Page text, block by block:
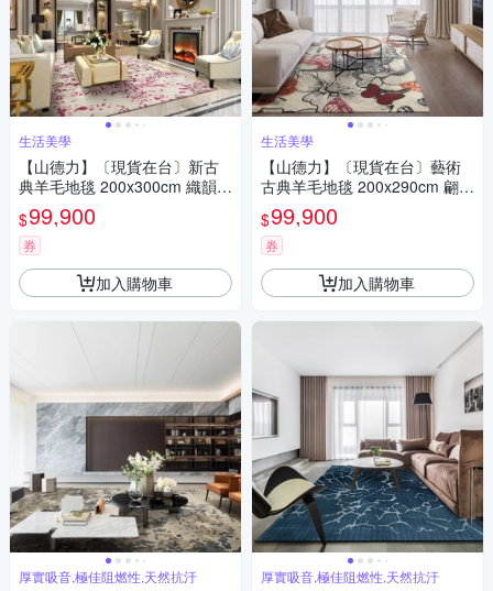
生活美學
【山德力】〔現貨在台〕新古
典羊毛地毯 200x300cm 織韻
粉
$99,900
券
加入購物車
厚實吸音,極佳阻燃性,天然抗汙
生活美學
【山德力】〔現貨在台〕藝術
古典羊毛地毯 200x290cm 翩飛
紅
$99,900
券
加入購物車
厚實吸音,極佳阻燃性,天然抗汙